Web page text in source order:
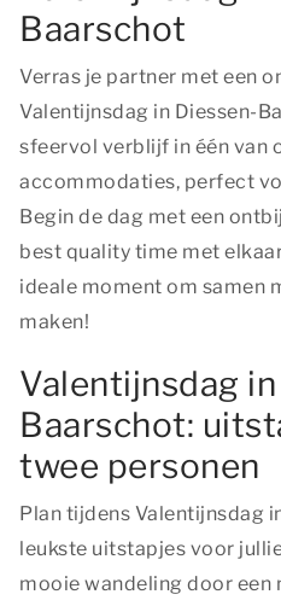
Baarschot
Verras je partner met een
Valentijnsdag in Diessen-
sfeervol verblijf in één van
accommodaties, perfect
Begin de dag met een
best quality time met
ideale moment om samen
maken!
Valentijnsdag
Baarschot:
twee personen
Plan tijdens Valentijnsdag
leukste uitstapjes voor
mooie wandeling door een